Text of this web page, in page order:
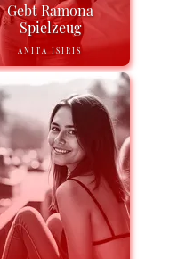
Gebt Ramona
Spielzeug
ANITA ISIRIS